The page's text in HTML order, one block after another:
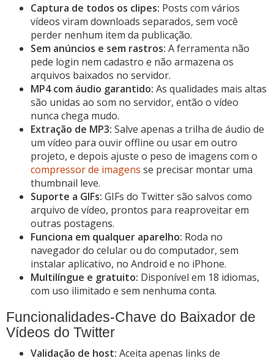
Captura de todos os clipes: Posts com vários
vídeos viram downloads separados, sem você
perder nenhum item da publicação.
Sem anúncios e sem rastros: A ferramenta não
pede login nem cadastro e não armazena os
arquivos baixados no servidor.
MP4 com áudio garantido: As qualidades mais altas
são unidas ao som no servidor, então o vídeo
nunca chega mudo.
Extração de MP3: Salve apenas a trilha de áudio de
um vídeo para ouvir offline ou usar em outro
projeto, e depois ajuste o peso de imagens com o
compressor de imagens se precisar montar uma
thumbnail leve.
Suporte a GIFs: GIFs do Twitter são salvos como
arquivo de vídeo, prontos para reaproveitar em
outras postagens.
Funciona em qualquer aparelho: Roda no
navegador do celular ou do computador, sem
instalar aplicativo, no Android e no iPhone.
Multilíngue e gratuito: Disponível em 18 idiomas,
com uso ilimitado e sem nenhuma conta.
Funcionalidades-Chave do Baixador de
Vídeos do Twitter
Validação de host: Aceita apenas links de